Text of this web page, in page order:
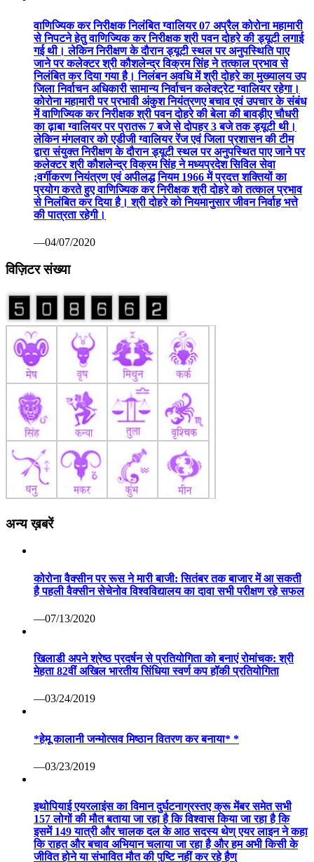
;वर्गीकरण नियंत्रण एवं अपीलद्ध नियम 1966 में प्रदत्त शक्तियों का
प्रयोग करते हुए वाणिज्यिक कर निरीक्षक श्री दोहरे को तत्काल प्रभाव
से निलंबित कर दिया है। श्री दोहरे को नियमानुसार जीवन निर्वाह भत्ते
की पात्रता रहेगी।
—04/07/2020
विज़िटर संख्या
अन्य ख़बरें
कोरोना वैक्सीन पर रूस ने मारी बाजी: सितंबर तक बाजार में आ सकती
है पहली वैक्सीन सेचेनोव विश्वविद्यालय का दावा सभी परीक्षण रहे सफल
—07/13/2020
मेहता 82वीं अखिल भारतीय सिंधिया स्वर्ण कप हॉकी प्रतियोगिता
*हेमू कालानी जन्मोत्सव मिष्ठान वितरण कर बनाया* *
—03/23/2019
इथोपियाई एयरलाइंस का विमान दुर्घटनाग्रस्तए क्रू मेंबर समेत सभी
157 लोगों की मौत बताया जा रहा है कि विश्वास किया जा रहा है कि
कि राहत और बचाव अभियान चलाया जा रहा है और हम अभी किसी के
—03/10/2019